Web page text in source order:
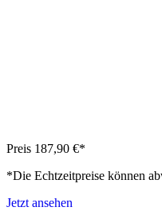
Preis 187,90 €*
*Die Echtzeitpreise können
Jetzt ansehen